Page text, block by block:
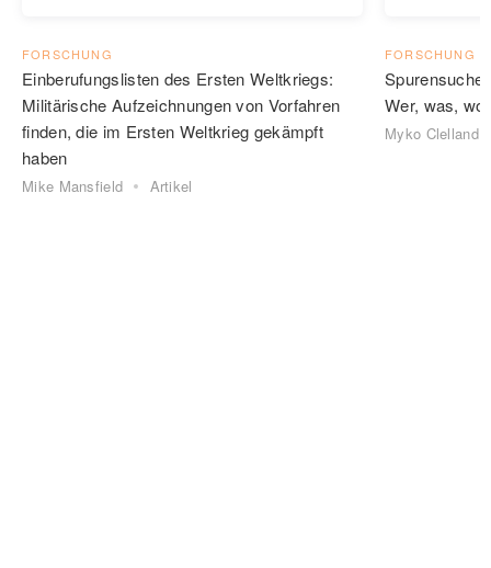
FORSCHUNG
Einberufungslisten des Ersten Weltkriegs:
Militärische Aufzeichnungen von Vorfahren
finden, die im Ersten Weltkrieg gekämpft
haben
Mike Mansfield Artikel
FORSCHUNG
Spurensuche
Wer, was,
Myko Clelland